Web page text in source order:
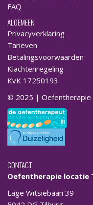
FAQ
ALGEMEEN
Privacyverklaring
Tarieven
Betalingsvoorwaarden
Klachtenregeling
KvK 17250193
© 2025 | Oefentherapie
CONTACT
Oefentherapie locatie
Lage Witsiebaan 39